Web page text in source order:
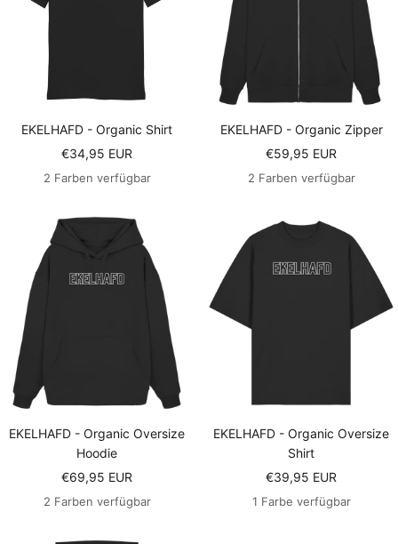
EKELHAFD - Organic Shirt
Angebotspreis
€34,95 EUR
2 Farben verfügbar
EKELHAFD - Organic Zipper
Angebotspreis
€59,95 EUR
2 Farben verfügbar
EKELHAFD - Organic Oversize
Hoodie
Angebotspreis
€69,95 EUR
2 Farben verfügbar
EKELHAFD - Organic Oversize
Shirt
Angebotspreis
€39,95 EUR
1 Farbe verfügbar